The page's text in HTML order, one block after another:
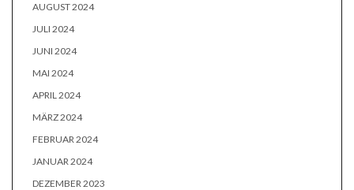
AUGUST 2024
JULI 2024
JUNI 2024
MAI 2024
APRIL 2024
MÄRZ 2024
FEBRUAR 2024
JANUAR 2024
DEZEMBER 2023